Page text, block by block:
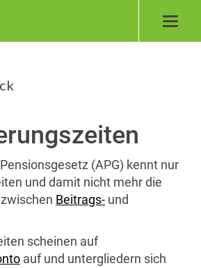
(APG) kennt nur
und damit nicht mehr die
Beitrags- und
scheinen auf
auf und untergliedern sich